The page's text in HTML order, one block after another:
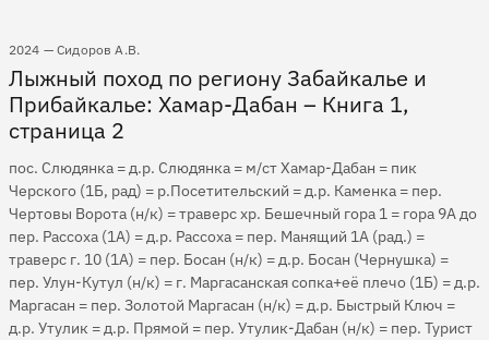
2024 — Сидоров А.В.
Лыжный поход по региону Забайкалье и
Прибайкалье: Хамар-Дабан – Книга 1,
страница 2
пос. Слюдянка = д.р. Слюдянка = м/ст Хамар-Дабан = пик
Черского (1Б, рад) = р.Посетительский = д.р. Каменка = пер.
Чертовы Ворота (н/к) = траверс хр. Бешечный гора 1 = гора 9А до
пер. Рассоха (1А) = д.р. Рассоха = пер. Манящий 1А (рад.) =
траверс г. 10 (1А) = пер. Босан (н/к) = д.р. Босан (Чернушка) =
пер. Улун-Кутул (н/к) = г. Маргасанская сопка+её плечо (1Б) = д.р.
Маргасан = пер. Золотой Маргасан (н/к) = д.р. Быстрый Ключ =
д.р. Утулик = д.р. Прямой = пер. Утулик-Дабан (н/к) = пер. Турист